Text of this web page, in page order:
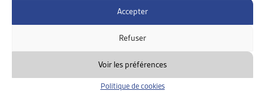
Accepter
Refuser
Voir les préférences
Politique de cookies
Interdire le recours à l’aide sociale pour les étrangers
qui arrivent en Suisse
Jeunes adultes à l’aide sociale
Loi-cadre relative à l’aide sociale
Naturalisation facilitée pour les mineurs à l’aide